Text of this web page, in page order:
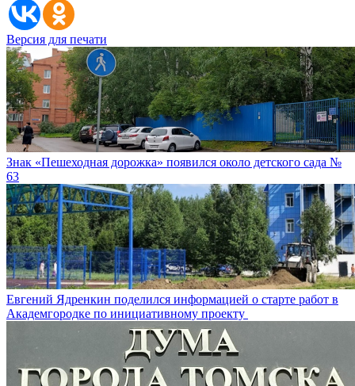
Версия для печати
Знак «Пешеходная дорожка» появился около детского сада №
63
Евгений Ядренкин поделился информацией о старте работ в
Академгородке по инициативному проекту